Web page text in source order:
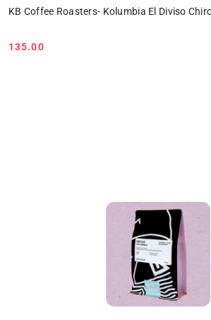
KB Coffee Roasters- Kolumbia El Diviso
Cena:
135.00